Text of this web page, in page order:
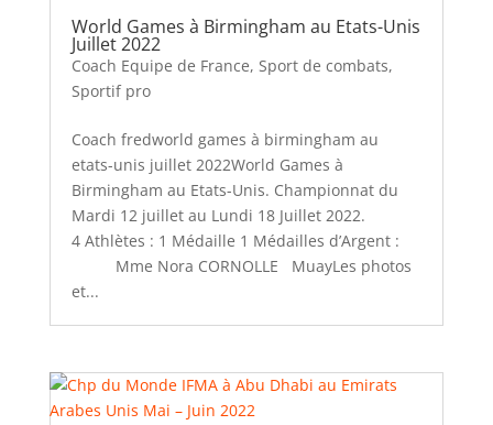
World Games à Birmingham au Etats-Unis
Juillet 2022
Coach Equipe de France, Sport de combats,
Sportif pro
Coach fredworld games à birmingham au
etats-unis juillet 2022World Games à
Birmingham au Etats-Unis. Championnat du
Mardi 12 juillet au Lundi 18 Juillet 2022.
4 Athlètes : 1 Médaille 1 Médailles d’Argent :
Mme Nora CORNOLLE MuayLes photos
et...